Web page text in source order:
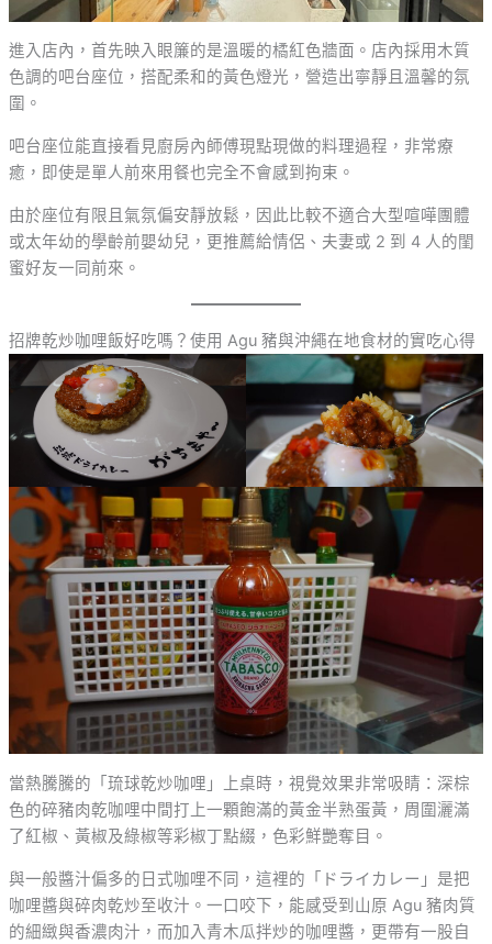
進入店內，首先映入眼簾的是溫暖的橘紅色牆面。店內採用木質
色調的吧台座位，搭配柔和的黃色燈光，營造出寧靜且溫馨的氛
圍。
吧台座位能直接看見廚房內師傅現點現做的料理過程，非常療
癒，即使是單人前來用餐也完全不會感到拘束。
由於座位有限且氣氛偏安靜放鬆，因此比較不適合大型喧嘩團體
或太年幼的學齡前嬰幼兒，更推薦給情侶、夫妻或 2 到 4 人的閨
蜜好友一同前來。
招牌乾炒咖哩飯好吃嗎？使用 Agu 豬與沖繩在地食材的實吃心得
當熱騰騰的「琉球乾炒咖哩」上桌時，視覺效果非常吸睛：深棕
色的碎豬肉乾咖哩中間打上一顆飽滿的黃金半熟蛋黃，周圍灑滿
了紅椒、黃椒及綠椒等彩椒丁點綴，色彩鮮艷奪目。
與一般醬汁偏多的日式咖哩不同，這裡的「ドライカレー」是把
咖哩醬與碎肉乾炒至收汁。一口咬下，能感受到山原 Agu 豬肉質
的細緻與香濃肉汁，而加入青木瓜拌炒的咖哩醬，更帶有一股自